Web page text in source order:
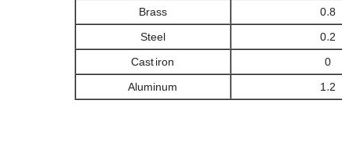
0.8
Brass
0.2
Steel
0
Cast iron
1.2
Aluminum